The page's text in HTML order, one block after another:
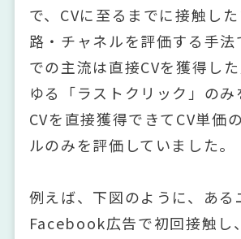
で、CVに至るまでに接触し
路・チャネルを評価する手法
での主流は直接CVを獲得し
ゆる「ラストクリック」のみ
CVを直接獲得できてCV単価
ルのみを評価していました。
例えば、下図のように、ある
Facebook広告で初回接触し